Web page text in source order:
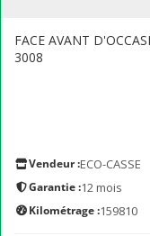
FACE AVANT
3008
Vendeur :ECO-CASSE
Garantie :12 mois
Kilométrage :159810